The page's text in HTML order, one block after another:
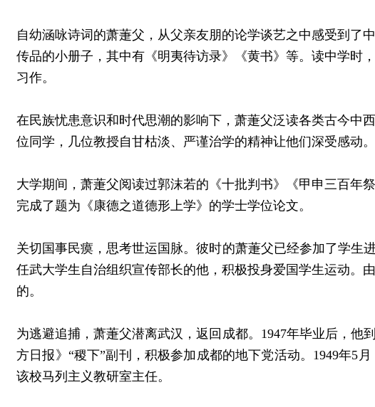
自幼涵咏诗词的萧萐父，从父亲友朋的论学谈艺之中感受到了
传品的小册子，其中有《明夷待访录》《黄书》等。读中学时
习作。
在民族忧患意识和时代思潮的影响下，萧萐父泛读各类古今中
位同学，几位教授自甘枯淡、严谨治学的精神让他们深受感动。
大学期间，萧萐父阅读过郭沫若的《十批判书》《甲申三百年
完成了题为《康德之道德形上学》的学士学位论文。
关切国事民瘼，思考世运国脉。彼时的萧萐父已经参加了学生
任武大学生自治组织宣传部长的他，积极投身爱国学生运动。
的。
为逃避追捕，萧萐父潜离武汉，返回成都。1947年毕业后，
方日报》“稷下”副刊，积极参加成都的地下党活动。1949年5
该校马列主义教研室主任。